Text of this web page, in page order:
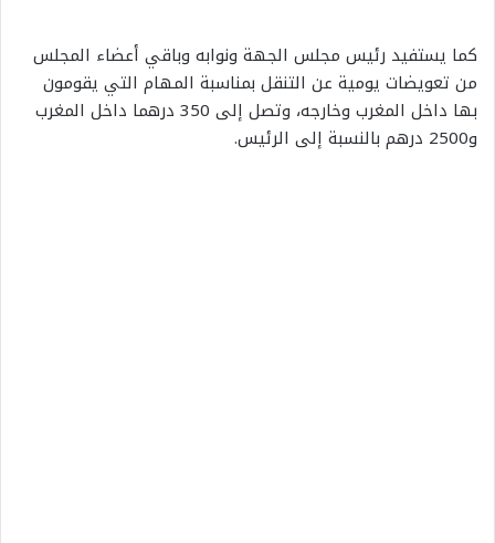
كما يستفيد رئيس مجلس الجهة ونوابه وباقي أعضاء المجلس
من تعويضات يومية عن التنقل بمناسبة المهام التي يقومون
بها داخل المغرب وخارجه، وتصل إلى 350 درهما داخل المغرب
و2500 درهم بالنسبة إلى الرئيس.